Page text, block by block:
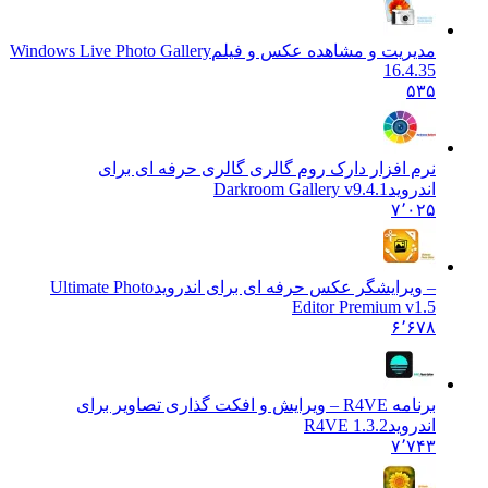
مدیریت و مشاهده عکس و فیلم Windows Live Photo Gallery
16.4.35
نرم افزار دارک روم گالری گالری حرفه ای برای
Darkroom Gallery v9.4.1
– ویرایشگر عکس حرفه ای برای اندروید Ultimate Photo
Editor Premium v1.5
برنامه R4VE – ویرایش و افکت گذاری تصاویر برای
1.3.2 R4VE